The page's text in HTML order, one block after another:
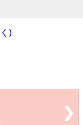
)